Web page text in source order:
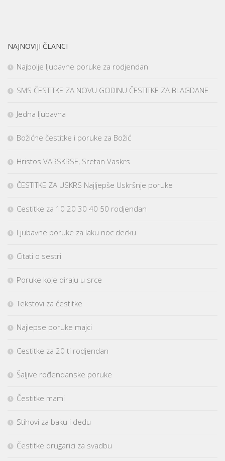
NAJNOVIJI ČLANCI
Najbolje ljubavne poruke za rodjendan
SMS ČESTITKE ZA NOVU GODINU ČESTITKE ZA BLAGDANE
Jedna ljubavna
Božićne čestitke i poruke za Božić
Hristos VARSKRSE, Sretan Vaskrs
ČESTITKE ZA USKRS Najljepše Uskršnje poruke
Cestitke za 10 20 30 40 50 rodjendan
Ljubavne poruke za laku noc decku
Citati o sestri
Poruke koje diraju u srce
Tekstovi za čestitke
Najlepse poruke majci
Cestitke za 20 ti rodjendan
Šaljive rođendanske poruke
Čestitke mami
Stihovi za baku i dedu
Čestitke drugarici za svadbu